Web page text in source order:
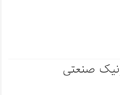
صنعتی